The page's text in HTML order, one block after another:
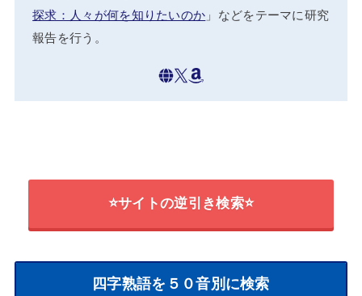
探求：人々が何を知りたいのか 」などをテーマに研究
報告を行う。
⭐サイトの逆引き検索⭐
四字熟語を５０音別に検索